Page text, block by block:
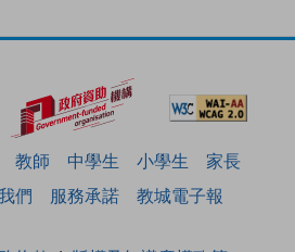
教師 中學生 小學生
家長
們 服務承諾 教城電子報